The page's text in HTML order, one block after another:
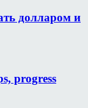
долларом и
progress